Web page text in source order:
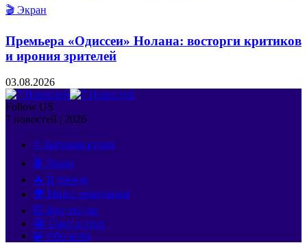
🎬 Экран
Премьера «Одиссеи» Нолана: восторги критиков
и ирония зрителей
03.08.2026
Follow US
7 новостей | 2026
⭐ Звёздная кухня
🎬 Экран
🔥 В тренде
🌍 Мир с чемоданом
🤯 Вот это да!
😂 Смех и грех
🧩 Обо всём